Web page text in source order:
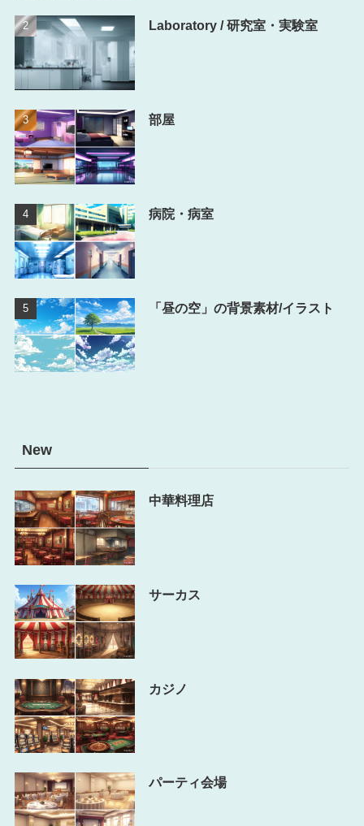
Laboratory / 研究室・実験室
部屋
病院・病室
「昼の空」の背景素材/イラスト
New
中華料理店
サーカス
カジノ
パーティ会場